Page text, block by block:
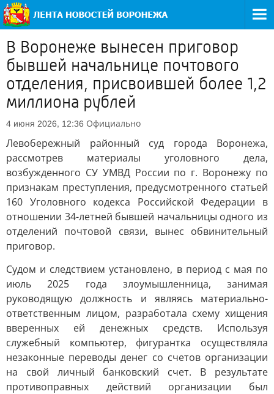
В Воронеже вынесен приговор
бывшей начальнице почтового
отделения, присвоившей более 1,2
миллиона рублей
4 июня 2026, 12:36 Официально
Левобережный районный суд города Воронежа,
рассмотрев материалы уголовного дела,
возбужденного СУ УМВД России по г. Воронежу по
признакам преступления, предусмотренного статьей
160 Уголовного кодекса Российской Федерации в
отношении 34-летней бывшей начальницы одного из
отделений почтовой связи, вынес обвинительный
приговор.
Судом и следствием установлено, в период с мая по
июль 2025 года злоумышленница, занимая
руководящую должность и являясь материально-
ответственным лицом, разработала схему хищения
вверенных ей денежных средств. Используя
служебный компьютер, фигурантка осуществляла
незаконные переводы денег со счетов организации
на свой личный банковский счет. В результате
противоправных действий организации был